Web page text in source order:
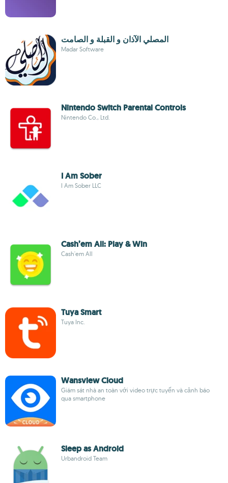
المصلي الآذان و القبلة و الصامت
Madar Software
Nintendo Switch Parental Controls
Nintendo Co., Ltd.
I Am Sober
I Am Sober LLC
Cash’em All: Play & Win
Cash'em All
Tuya Smart
Tuya Inc.
Wansview Cloud
Giám sát nhà an toàn với video trực tuyến và cảnh báo
qua smartphone
Sleep as Android
Urbandroid Team